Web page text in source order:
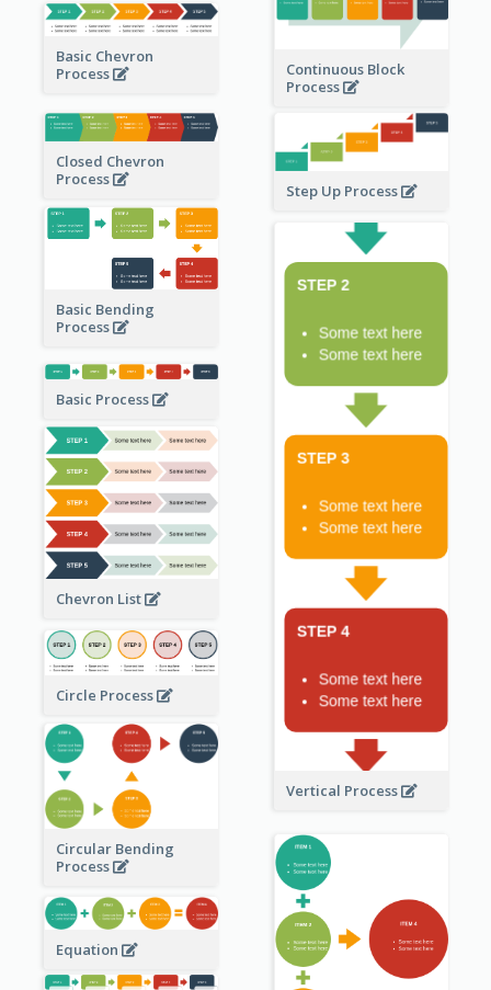
Continuous Block
Process
Basic Chevron
Process
Closed Chevron
Process
Step Up Process
Basic Bending
Process
Vertical Process
Basic Process
Chevron List
Circle Process
Circular Bending
Process
Equation